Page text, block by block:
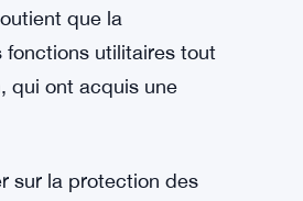
que la
fonctions utilitaires tout
qui ont acquis une
sur la protection des